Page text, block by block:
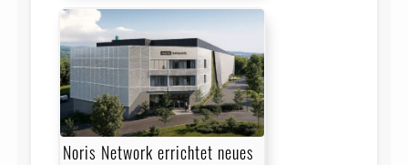
Noris Network errichtet neues